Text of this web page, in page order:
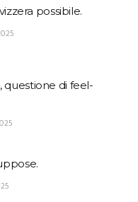
possibile.
questione di feel-